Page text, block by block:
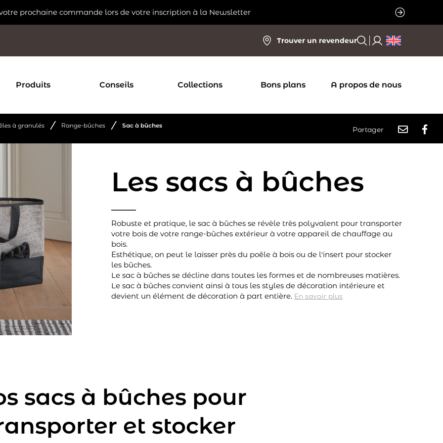
prochaine commande lors de votre inscription à la Newsletter
Trouver un revendeur
Produits Conseils Collections Bons plans A propos de nous
à granulés / Range-bûches / Sac à bûches Partager
Les sacs à bûches
Robuste et pratique, le sac à bûches se révèle très polyvalent pour transporter
votre bois de votre range-bûches extérieur à votre appareil de chauffage au
bois.
Esthétique, on peut le laisser près du poêle à bois ou de l'insert pour stocker
les bûches.
Le sac à bûches se décline dans toutes les formes et de nombreuses matières.
Le sac à bûches convient ainsi à tous les styles de décoration intérieure et
devient un élément de décoration à part entière. En savoir plus
sacs à bûches pour
et stocker